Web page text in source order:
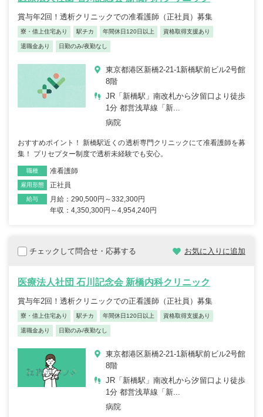
賞与年2回！透析クリニックでの准看護師（正社員）募集
寮・借上住宅あり 駅チカ 年間休日120日以上 資格取得支援あり
退職金あり 日勤のみ/夜勤なし
東京都港区新橋2-21-1新橋駅前ビル2号館
8階
JR「新橋駅」南改札から汐留口より徒歩
1分 都営浅草線「新...
病院
おすすめポイント！ 新橋駅近くの透析専門クリニックにて准看護師を募
集！ プリセプター制度で透析未経験でも安心。
職種 准看護師
雇用形態 正社員
給与
月給：290,500円～332,300円
年収：4,350,300円～4,954,240円
チェックして問合せ・応募する お気に入りに追加
医療法人社団 石川記念会 新橋内科クリニック
賞与年2回！透析クリニックでの正看護師（正社員）募集
寮・借上住宅あり 駅チカ 年間休日120日以上 資格取得支援あり
退職金あり 日勤のみ/夜勤なし
東京都港区新橋2-21-1新橋駅前ビル2号館
8階
JR「新橋駅」南改札から汐留口より徒歩
1分 都営浅草線「新...
病院